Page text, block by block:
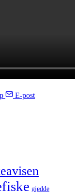
E-post
gjedde